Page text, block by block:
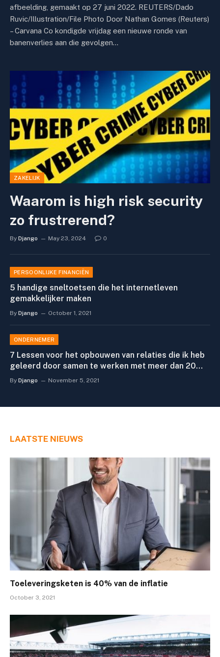
afbeelding, gemaakt op 27 juni 2022. REUTERS/Dado
Ruvic/Illustration/File Photo Door Nathan Gomes (Reuters)
– Carvana Co kondigde vrijdag een nieuwe ronde van
banenverlies aan die gevolgen…
ZAKELIJK
Waarom is high risk security
zo frustrerend?
By Django May 23, 2024 0
PERSOONLIJKE FINANCIËN
5 handige sneltoetsen die het internetleven
gemakkelijker maken
By Django October 1, 2021
ONDERNEMER
7 Lessen voor het opbouwen van relaties die ik heb
geleerd door samen te werken met meer dan 20
franchises
By Django November 5, 2021
LAATSTE NIEUWS
Toeleveringsketen is 40% van de inflatie
October 3, 2021